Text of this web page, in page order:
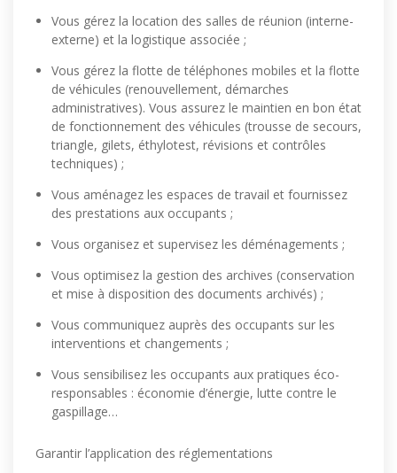
Vous gérez la location des salles de réunion (interne-
externe) et la logistique associée ;
Vous gérez la flotte de téléphones mobiles et la flotte
de véhicules (renouvellement, démarches
administratives). Vous assurez le maintien en bon état
de fonctionnement des véhicules (trousse de secours,
triangle, gilets, éthylotest, révisions et contrôles
techniques) ;
Vous aménagez les espaces de travail et fournissez
des prestations aux occupants ;
Vous organisez et supervisez les déménagements ;
Vous optimisez la gestion des archives (conservation
et mise à disposition des documents archivés) ;
Vous communiquez auprès des occupants sur les
interventions et changements ;
Vous sensibilisez les occupants aux pratiques éco-
responsables : économie d’énergie, lutte contre le
gaspillage…
Garantir l’application des réglementations